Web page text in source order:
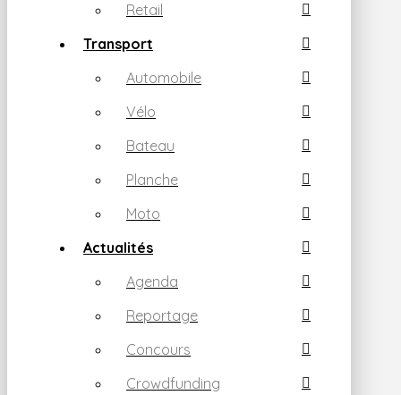
Retail
Transport
Automobile
Vélo
Bateau
Planche
Moto
Actualités
Agenda
Reportage
Concours
Crowdfunding